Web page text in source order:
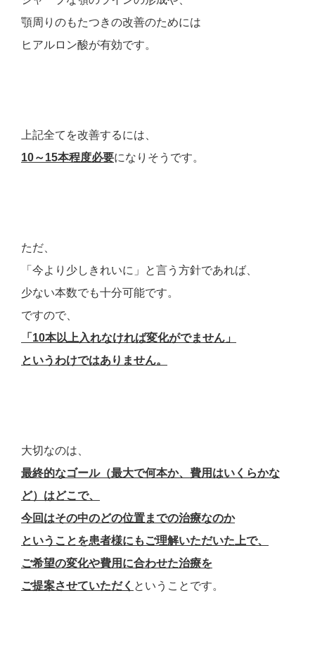
顎周りのもたつきの改善のためには
ヒアルロン酸が有効です。
上記全てを改善するには、
10～15本程度必要になりそうです。
ただ、
「今より少しきれいに」と言う方針であれば、
少ない本数でも十分可能です。
ですので、
「10本以上入れなければ変化がでません」
というわけではありません。
大切なのは、
最終的なゴール（最大で何本か、費用はいくらかな
ど）はどこで、
今回はその中のどの位置までの治療なのか
ということを患者様にもご理解いただいた上で、
ご希望の変化や費用に合わせた治療を
ご提案させていただく ということです。